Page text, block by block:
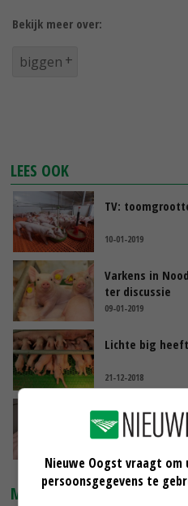
Bekijk meer over:
biggen
LEES OOK
TV:
10-01-2019
Varkens in
ter discussie
09-01-2019
Lichte big
21-12-2018
Biggen met
MARKTPRIJZEN
Nieuwe Oogst vraagt
persoonsgegevens te